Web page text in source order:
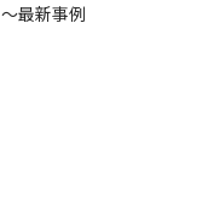
最新事例